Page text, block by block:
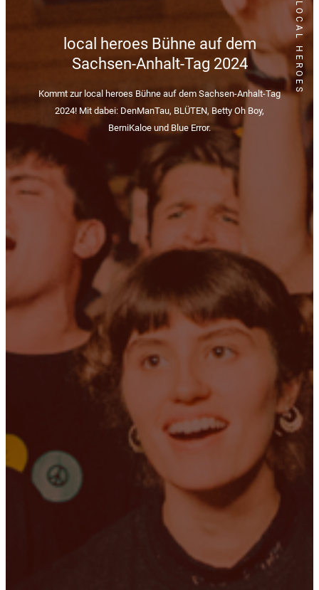
LOCAL HEROES
local heroes Bühne auf dem
Sachsen-Anhalt-Tag 2024
Kommt zur local heroes Bühne auf dem Sachsen-Anhalt-Tag
2024! Mit dabei: DenManTau, BLÜTEN, Betty Oh Boy,
BerniKaloe und Blue Error.